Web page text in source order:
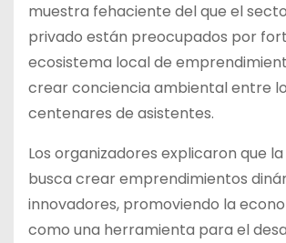
muestra fehaciente del que el
privado están preocupados por
ecosistema local de
crear conciencia ambiental entre
centenares de asistentes.
Los organizadores explicaron que
busca crear emprendimientos
innovadores, promoviendo la
como una herramienta para el